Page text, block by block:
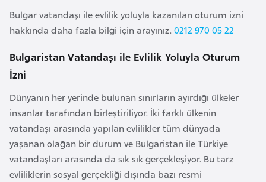
Bulgar vatandaşı ile evlilik yoluyla kazanılan oturum izni
hakkında daha fazla bilgi için arayınız. 0212 970 05 22
Bulgaristan Vatandaşı ile Evlilik Yoluyla Oturum
İzni
Dünyanın her yerinde bulunan sınırların ayırdığı ülkeler
insanlar tarafından birleştiriliyor. İki farklı ülkenin
vatandaşı arasında yapılan evlilikler tüm dünyada
yaşanan olağan bir durum ve Bulgaristan ile Türkiye
vatandaşları arasında da sık sık gerçekleşiyor. Bu tarz
evliliklerin sosyal gerçekliği dışında bazı resmi
c
a
n
B
h
r
e
y
n